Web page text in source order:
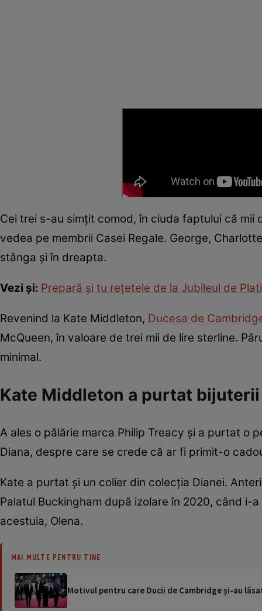
Cei trei s-au simțit comod, în ciuda faptului că
vedea pe membrii Casei Regale. George,
stânga și în dreapta.
Vezi și: Prepară și tu rețetele de la Jubileul de
Revenind la Kate Middleton, Ducesa de
McQueen, în valoare de trei mii de lire sterline.
minimal.
Kate Middleton a purtat
A ales o pălărie marca Philip Treacy și a purtat o
Diana, despre care se crede că ar fi primit-o
Kate a purtat și un colier din colecția Dianei.
Palatul Buckingham după izolare în 2020, când i-
acestuia, Olena.
MAI MULTE PENTRU TINE
Motivul pentru care Ducii de Cambridge și-au